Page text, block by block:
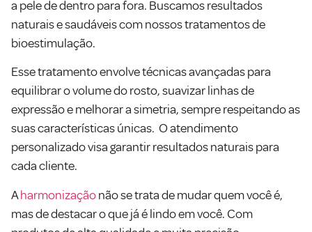
a pele de dentro para fora. Buscamos resultados
naturais e saudáveis com nossos tratamentos de
bioestimulação.
Esse tratamento envolve técnicas avançadas para
equilibrar o volume do rosto, suavizar linhas de
expressão e melhorar a simetria, sempre respeitando as
suas características únicas. O atendimento
personalizado visa garantir resultados naturais para
cada cliente.
Aharmonizaçãonão se trata de mudar quem você é,
mas de destacar o que já é lindo em você. Com